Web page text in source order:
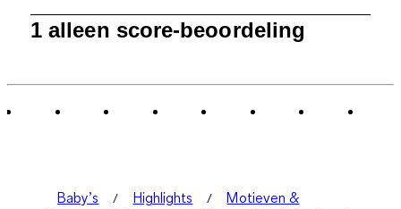
van
1 alleen score-beoordeling
Baby’s Highlights
Motieven &